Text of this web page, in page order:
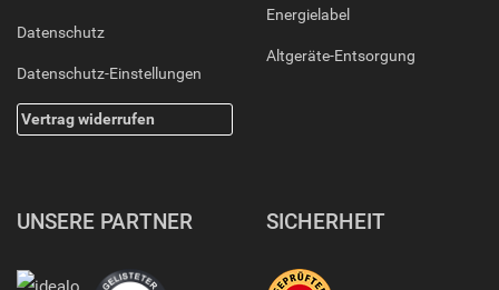
Datenschutz
Datenschutz-Einstellungen
Vertrag widerrufen
Energielabel
Altgeräte-Entsorgung
UNSERE PARTNER SICHERHEIT